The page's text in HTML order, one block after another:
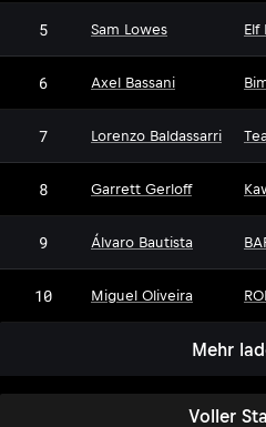
Voller
5 Sam Lowes Elf
6 Axel Bassani
7 Lorenzo Baldassarri
8 Garrett Gerloff
9 Álvaro Bautista
10 Miguel Oliveira
Mehr